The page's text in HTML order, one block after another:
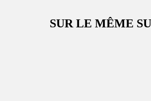
SUR LE MÊME